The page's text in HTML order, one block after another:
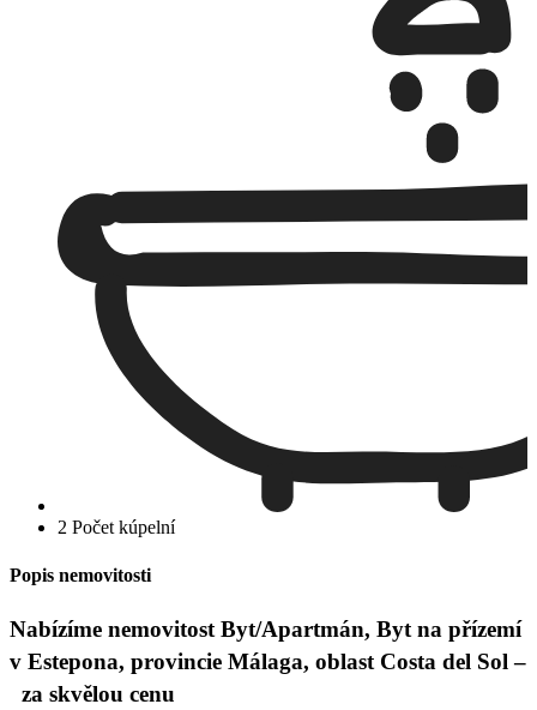
2 Počet kúpelní
Popis nemovitosti
Nabízíme nemovitost Byt/Apartmán, Byt na přízemí
v Estepona, provincie Málaga, oblast Costa del Sol –
za skvělou cenu